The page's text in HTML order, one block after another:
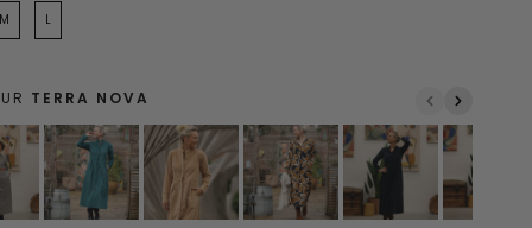
M L
TERRA NOVA